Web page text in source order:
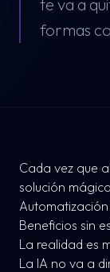
te va a
formas
Cada vez que
solución
Beneficios sin
La realidad es
La IA no va a